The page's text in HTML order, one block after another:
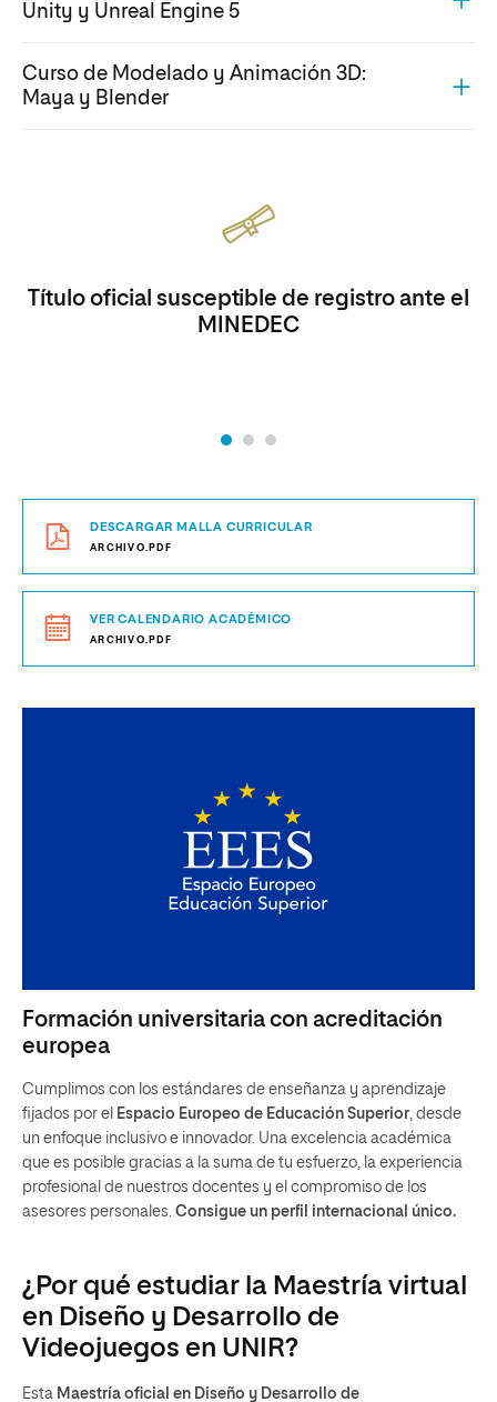
Unity y Unreal Engine 5
Curso de Modelado y Animación 3D:
Maya y Blender
Título oficial susceptible de registro ante el
MINEDEC
DESCARGAR MALLA CURRICULAR
ARCHIVO.PDF
VER CALENDARIO ACADÉMICO
ARCHIVO.PDF
Formación universitaria con acreditación
europea
Cumplimos con los estándares de enseñanza y aprendizaje
fijados por el Espacio Europeo de Educación Superior, desde
un enfoque inclusivo e innovador. Una excelencia académica
que es posible gracias a la suma de tu esfuerzo, la experiencia
profesional de nuestros docentes y el compromiso de los
asesores personales. Consigue un perfil internacional único.
¿Por qué estudiar la Maestría virtual
en Diseño y Desarrollo de
Videojuegos en UNIR?
Esta Maestría oficial en Diseño y Desarrollo de